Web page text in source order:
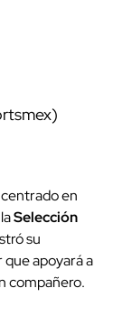
en
Selección
su
que apoyará a
compañero.